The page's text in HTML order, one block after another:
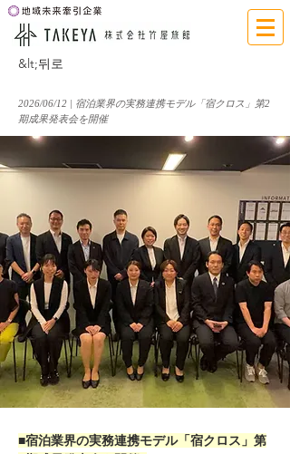
&lt;뒤로
2026/06/12 | 宿泊業界の実務連携モデル「宿クロス」第2
期成果発表会を開催
■宿泊業界の実務連携モデル「宿クロス」第